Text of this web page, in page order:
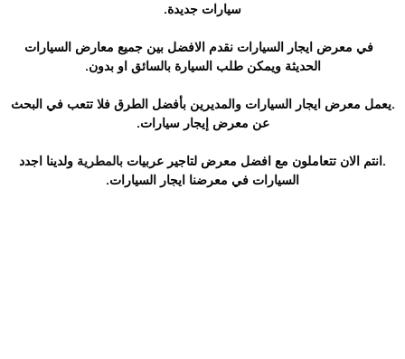
سيارات جديدة.
في معرض ايجار السيارات نقدم الافضل بين جميع معارض السيارات
الحديثة ويمكن طلب السيارة بالسائق او بدون.
.يعمل معرض ايجار السيارات والمديرين بأفضل الطرق فلا تتعب في البحث
عن معرض إيجار سيارات.
.انتم الان تتعاملون مع افضل معرض لتاجير عربيات بالمطرية ولدينا اجدد
السيارات في معرضنا ايجار السيارات.